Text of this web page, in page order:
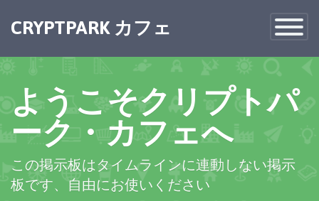
Toggle
CRYPTPARK カフェ
ようこそクリプトパ
ーク・カフェへ
この掲示板はタイムラインに連動しない掲示
板です、自由にお使いください